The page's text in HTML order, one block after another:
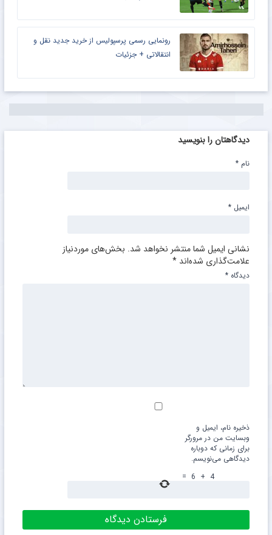
رونمایی رسمی پرسپولیس از خرید جدید نقل و
انتقالاتی + جزئیات
دیدگاهتان را بنویسید
نشانی ایمیل شما منتشر نخواهد شد. بخش‌های موردنیاز
علامت‌گذاری شده‌اند *
دیدگاه *
نام *
ایمیل *
ذخیره نام، ایمیل و
وبسایت من در مرورگر
برای زمانی که دوباره
دیدگاهی می‌نویسم.
4
+
6
=